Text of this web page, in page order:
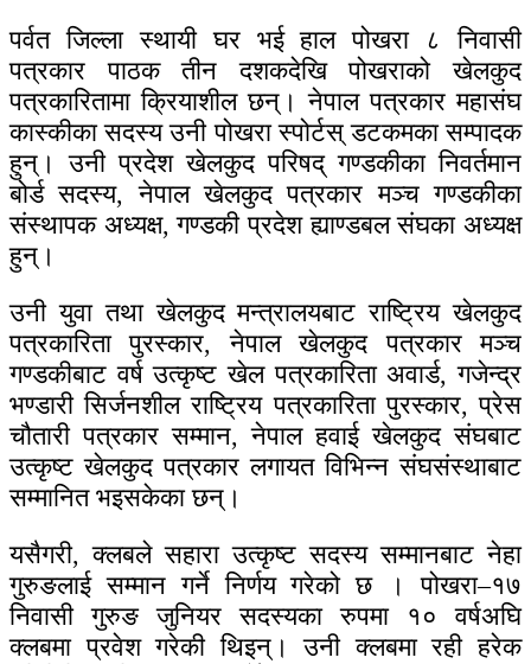
पर्वत जिल्ला स्थायी घर भई हाल पोखरा ८ निवासी
पत्रकार पाठक तीन दशकदेखि पोखराको खेलकुद
पत्रकारितामा क्रियाशील छन्। नेपाल पत्रकार महासंघ
कास्कीका सदस्य उनी पोखरा स्पोर्टस् डटकमका सम्पादक
हुन्। उनी प्रदेश खेलकुद परिषद् गण्डकीका निवर्तमान
बोर्ड सदस्य, नेपाल खेलकुद पत्रकार मञ्च गण्डकीका
संस्थापक अध्यक्ष, गण्डकी प्रदेश ह्याण्डबल संघका अध्यक्ष
हुन्।
उनी युवा तथा खेलकुद मन्त्रालयबाट राष्ट्रिय खेलकुद
पत्रकारिता पुरस्कार, नेपाल खेलकुद पत्रकार मञ्च
गण्डकीबाट वर्ष उत्कृष्ट खेल पत्रकारिता अवार्ड, गजेन्द्र
भण्डारी सिर्जनशील राष्ट्रिय पत्रकारिता पुरस्कार, प्रेस
चौतारी पत्रकार सम्मान, नेपाल हवाई खेलकुद संघबाट
उत्कृष्ट खेलकुद पत्रकार लगायत विभिन्न संघसंस्थाबाट
सम्मानित भइसकेका छन्।
यसैगरी, क्लबले सहारा उत्कृष्ट सदस्य सम्मानबाट नेहा
गुरुङलाई सम्मान गर्ने निर्णय गरेको छ । पोखरा–१७
निवासी गुरुङ जुनियर सदस्यका रुपमा १० वर्षअघि
क्लबमा प्रवेश गरेकी थिइन्। उनी क्लबमा रही हरेक